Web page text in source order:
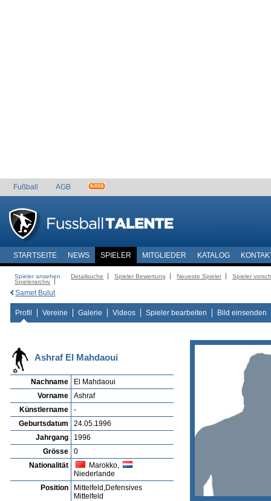
Fußball AGB
STARTSEITE NEWS SPIELER MITGLIEDER KATALOG
Spieler ansehen Detailsuche Spieler Bewertung Neueste Spieler
Spieler
Spielerarchiv
Samet Bulut
Profil Vereine Galerie Videos Spieler bearbeiten Bild einsenden
Ashraf El Mahdaoui
Nachname
El Mahdaoui
Vorname
Ashraf
Künstlername
-
Geburtsdatum
24.05.1996
Jahrgang
1996
Grösse
0
Nationalität
Marokko,
Niederlande
Position
Mittelfeld,Defensives
Mittelfeld